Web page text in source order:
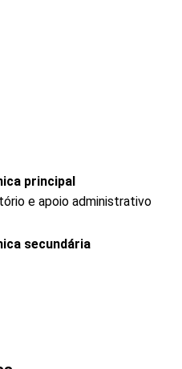
principal
e apoio administrativo
secundária